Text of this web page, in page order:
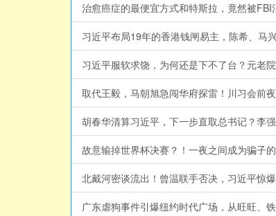
治愈癌症的最便宜方式和特斯拉，竟然被
习近平布局19年的香港钱闸易主，陈希、马
习近平服软求饶，为何还是下不了台？元老
胡春华清算习近平，下一步直取总书记？李
北戴河密谈流出！曾温联手否决，习近平惊